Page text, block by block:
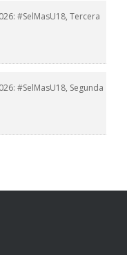
#SelMasU18, Tercera
#SelMasU18, Segunda